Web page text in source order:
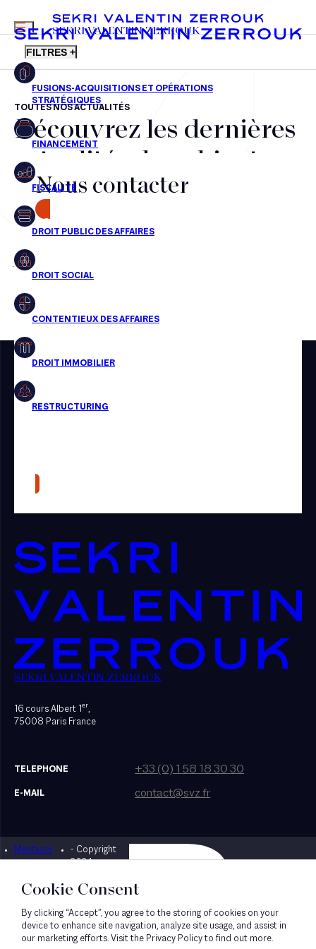
FR EN
MENU
SEKRI VALENTIN ZERROUK
FILTRES +
Fusions-acquisitions et opérations stratégiques
Financement
Fiscalité
Droit public des affaires
Droit social
Droit immobilier
Restructuring
Presse
TOUTES NOS ACTUALITÉS
Découvrez les dernières
actualités du cabinet,
nos récompenses et nos
transactions, jour après
jour
Aucun résultats pour cette recherche
Nous contacter
SEKRI VALENTIN ZERROUK
16 cours Albert 1er,
75008 Paris France
TELEPHONE +33 (0) 1 58 18 30 30
E-MAIL contact@svz.fr
Mentions
légales
- Copyright
2024
Designed by Bonhomme
Cookie Consent
By clicking “Accept”, you agree to the storing of cookies on your
device to enhance site navigation, analyze site usage, and assist in
our marketing efforts. Visit the Privacy Policy to find out more.